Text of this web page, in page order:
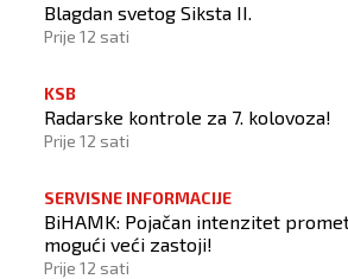
Blagdan svetog Siksta II.
Prije 12 sati
KSB
Radarske kontrole za 7. kolovoza!
Prije 12 sati
SERVISNE INFORMACIJE
BiHAMK: Pojačan intenzitet
mogući veći zastoji!
Prije 12 sati